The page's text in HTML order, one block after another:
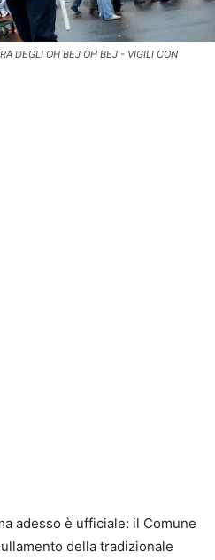
DEGLI OH BEJ OH BEJ - VIGILI CON
adesso è ufficiale: il Comune
della tradizionale